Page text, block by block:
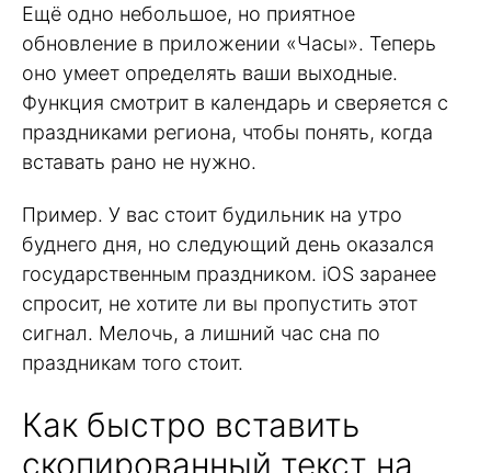
Ещё одно небольшое, но приятное
обновление в приложении «Часы». Теперь
оно умеет определять ваши выходные.
Функция смотрит в календарь и сверяется с
праздниками региона, чтобы понять, когда
вставать рано не нужно.
Пример. У вас стоит будильник на утро
буднего дня, но следующий день оказался
государственным праздником. iOS заранее
спросит, не хотите ли вы пропустить этот
сигнал. Мелочь, а лишний час сна по
праздникам того стоит.
Как быстро вставить
скопированный текст на